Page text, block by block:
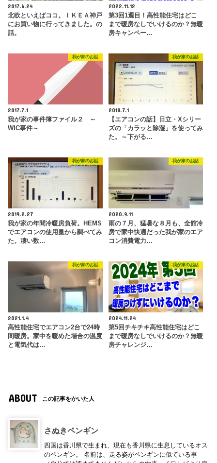
2017.6.24
北欧といえばココ。ＩＫＥＡ神戸
にお買い物に行ってきました。の
話。
2022.11.12
第3回1週目！高性能住宅はどこ
まで暖房なしでいけるのか？無暖
房キャンペー…
我が家のお話
2017.7.1
我が家の事件簿ファイル２ ～
WIC事件～
我が家のお話
2018.7.1
【エアコンの話】日立・Xシリー
ズの「カラッと除湿」を使ってみ
た。～下がる…
我が家のお話
2019.2.27
我が家の年間冷暖房負荷。HEMS
でエアコンの使用量から調べてみ
た。凄い数…
我が家のお話
2020.9.11
雨の７月、猛暑な８月も、全館冷
房で家中快適だった我が家のエア
コン消費電力…
我が家のお話
2021.1.4
高性能住宅でエアコン2台で24時
間暖房。家中を暖めた場合の温度
と電気代は…
我が家のお話
2024.11.24
第5回チキチキ高性能住宅はどこ
まで暖房なしでいけるのか？無暖
房チャレンジ…
ABOUT この記事をかいた人
さぬきペンギン
四国は香川県で生まれ、現在も香川県に生息しているオス
のペンギン。 名前は、走る姿がペンギンに似ている事